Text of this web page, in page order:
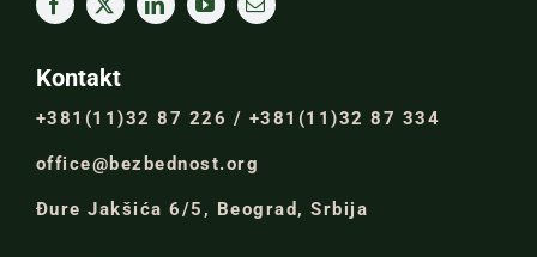
Kontakt
+381(11)32 87 226 / +381(11)32 87 334
office@bezbednost.org
Đure Jakšića 6/5, Beograd, Srbija